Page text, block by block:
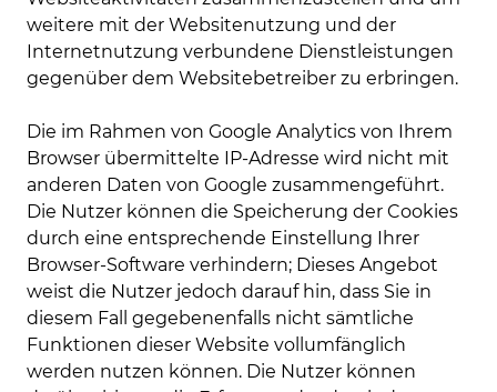
weitere mit der Websitenutzung und der
Internetnutzung verbundene Dienstleistungen
gegenüber dem Websitebetreiber zu erbringen.
Die im Rahmen von Google Analytics von Ihrem
Browser übermittelte IP-Adresse wird nicht mit
anderen Daten von Google zusammengeführt.
Die Nutzer können die Speicherung der Cookies
durch eine entsprechende Einstellung Ihrer
Browser-Software verhindern; Dieses Angebot
weist die Nutzer jedoch darauf hin, dass Sie in
diesem Fall gegebenenfalls nicht sämtliche
Funktionen dieser Website vollumfänglich
werden nutzen können. Die Nutzer können